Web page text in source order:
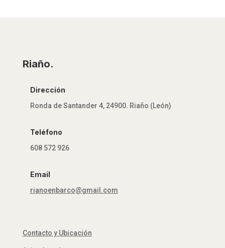
Riaño.
Dirección
Ronda de Santander 4, 24900. Riaño (León)
Teléfono
608 572 926
Email
rianoenbarco@gmail.com
Contacto y Ubicación